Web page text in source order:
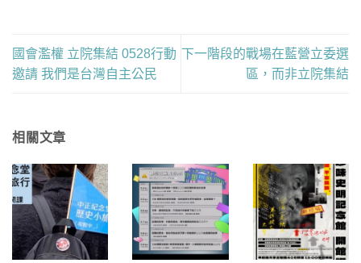
國會濫權 立院集結 0528行動
邀請 我們是台灣自主公民
下一階段的戰場在藍營立委選
區，而非立院集結
相關文章